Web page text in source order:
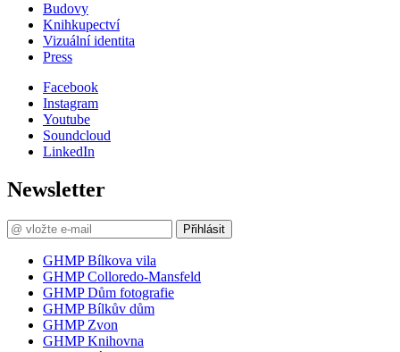
Budovy
Knihkupectví
Vizuální identita
Press
Facebook
Instagram
Youtube
Soundcloud
LinkedIn
Newsletter
Přihlásit
GHMP Bílkova vila
GHMP Colloredo-Mansfeld
GHMP Dům fotografie
GHMP Bílkův dům
GHMP Zvon
GHMP Knihovna